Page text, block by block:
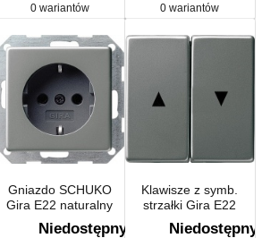
0 wariantów 0 wariantów
Gniazdo SCHUKO
Gira E22 naturalny
stalowy
Niedostępny
Klawisze z symb.
strzałki Gira E22
naturalny stalowy
Niedostępny